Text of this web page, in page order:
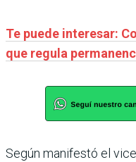
Te puede interesar:
que regula
Según manifestó el